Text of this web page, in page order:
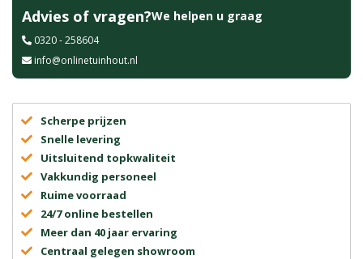
Advies of vragen?We helpen u graag
0320 - 258604
info@onlinetuinhout.nl
Scherpe prijzen
Snelle levering
Uitsluitend topkwaliteit
Vakkundig personeel
Ruime voorraad
24/7 online bestellen
Meer dan 40 jaar ervaring
Centraal gelegen showroom